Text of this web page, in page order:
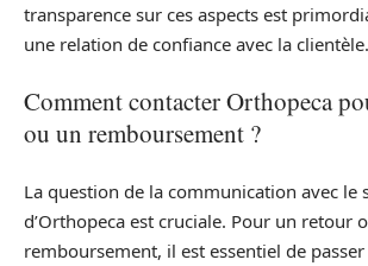
transparence sur ces aspects est
une relation de confiance avec la clientèle.
Comment contacter Orthopeca
ou un remboursement ?
La question de la communication avec le
d’Orthopeca est cruciale. Pour un retour
remboursement, il est essentiel de